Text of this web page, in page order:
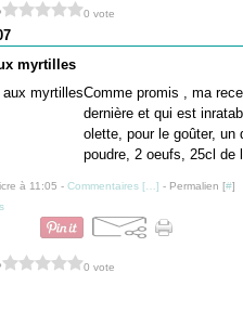
0 vote
myrtilles
Comme promis , ma
dernière et qui est
olette, pour le goûter, un
poudre, 2 oeufs, 25cl de
à 11:05 - Commentaires [… ] - Permalien [#]
0 vote